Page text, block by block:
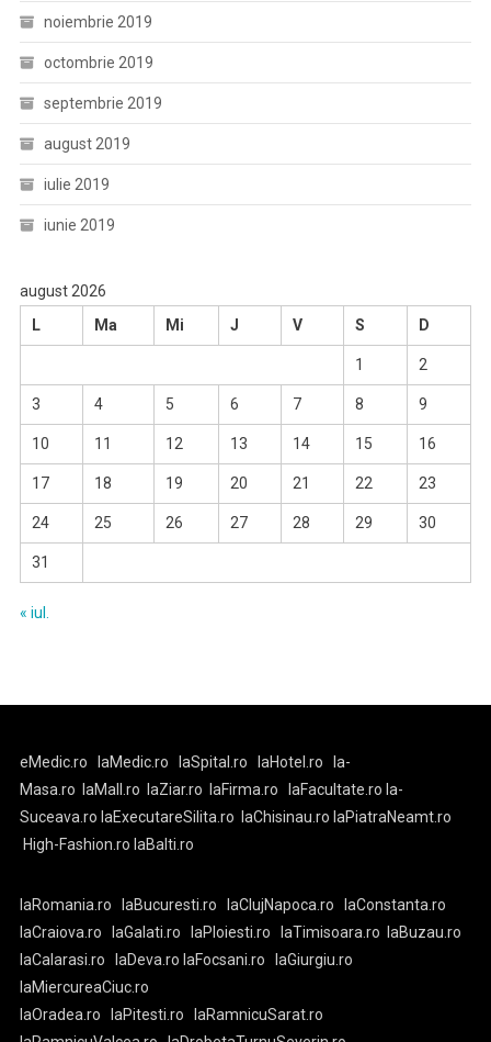
noiembrie 2019
octombrie 2019
septembrie 2019
august 2019
iulie 2019
iunie 2019
august 2026
L
Ma Mi J V S D
1 2
3 4 5 6 7 8 9
10 11 12 13 14 15 16
17 18 19 20 21 22 23
24 25 26 27 28 29 30
31
« iul.
eMedic.ro laMedic.ro laSpital.ro laHotel.ro
la-
Masa.ro
laMall.ro laZiar.ro laFirma.ro laFacultate.ro la-
Suceava.ro laExecutareSilita.ro laChisinau.ro laPiatraNeamt.ro
High-Fashion.ro laBalti.ro
laRomania.ro laBucuresti.ro laClujNapoca.ro
laConstanta.ro
laCraiova.ro
laGalati.ro laPloiesti.ro laTimisoara.ro
laBuzau.ro
laCalarasi.ro
laDeva.ro laFocsani.ro
laGiurgiu.ro
laMiercureaCiuc.ro
laOradea.ro
laPitesti.ro
laRamnicuSarat.ro